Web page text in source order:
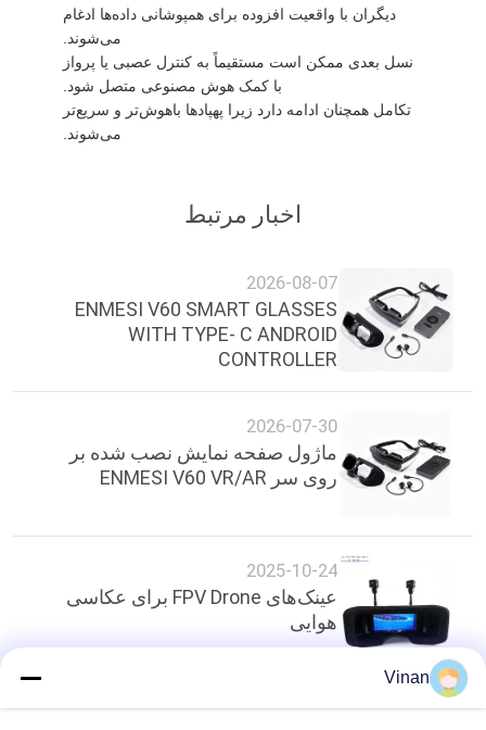
دیگران با واقعیت افزوده برای همپوشانی داده‌ها ادغام
می‌شوند.
نسل بعدی ممکن است مستقیماً به کنترل عصبی یا پرواز
با کمک هوش مصنوعی متصل شود.
تکامل همچنان ادامه دارد زیرا پهپادها باهوش‌تر و سریع‌تر
می‌شوند.
اخبار مرتبط
2026-08-07
ENMESI V60 SMART GLASSES
WITH TYPE- C ANDROID
CONTROLLER
2026-07-30
ماژول صفحه نمایش نصب شده بر
روی سر ENMESI V60 VR/AR
2025-10-24
عینک‌های FPV Drone برای عکاسی
هوایی
Vinan